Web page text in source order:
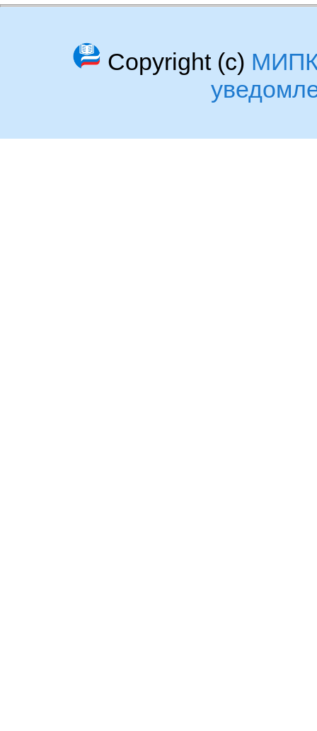
Copyright (c)